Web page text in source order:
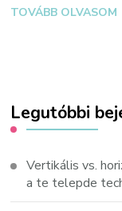
TOVÁBB OLVASOM
Legutóbbi
Vertikális vs.
a te telepde